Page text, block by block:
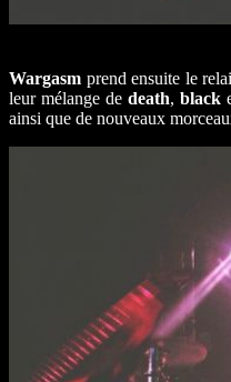
Wargasm prend ensuite le
leur mélange de death, black
ainsi que de nouveaux